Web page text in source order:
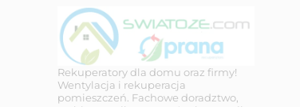
Rekuperatory dla domu oraz firmy!
Wentylacja i rekuperacja
pomieszczeń. Fachowe doradztwo,